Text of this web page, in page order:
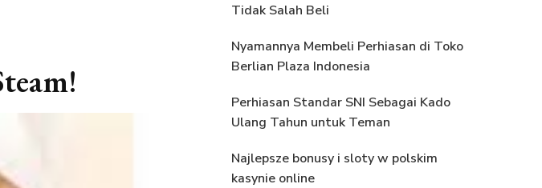
Tidak Salah Beli
Nyamannya Membeli Perhiasan di Toko
Berlian Plaza Indonesia
Perhiasan Standar SNI Sebagai Kado
Ulang Tahun untuk Teman
Najlepsze bonusy i sloty w polskim
kasynie online